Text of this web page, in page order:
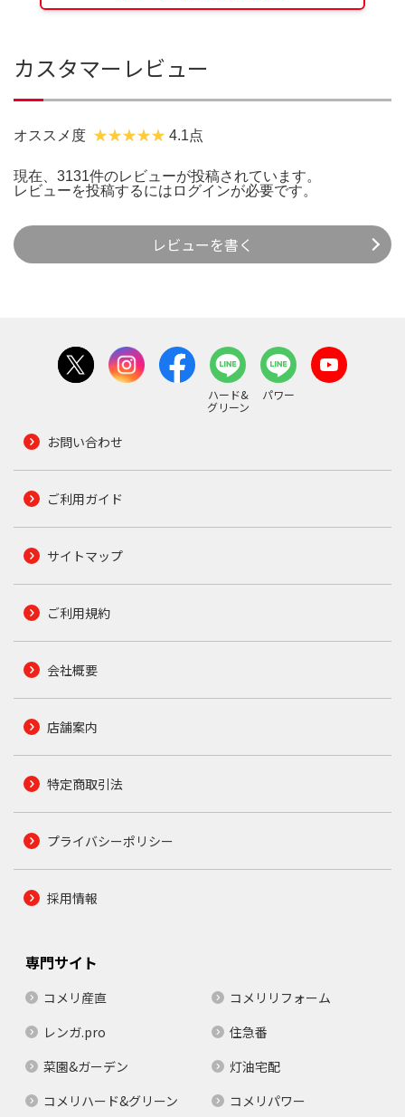
カスタマーレビュー
オススメ度 4.1点
現在、3131件のレビューが投稿されています。
レビューを投稿するには ログインが必要です。
レビューを書く
ハード&
グリーン
パワー
お問い合わせ
ご利用ガイド
サイトマップ
ご利用規約
会社概要
店舗案内
特定商取引法
プライバシーポリシー
採用情報
専門サイト
コメリ産直
コメリリフォーム
レンガ.pro
住急番
菜園&ガーデン
灯油宅配
コメリハード&グリーン
コメリパワー